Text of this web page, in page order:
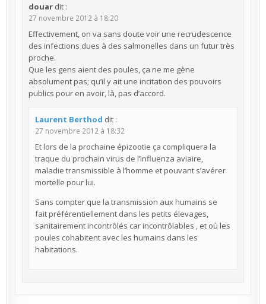
douar dit :
27 novembre 2012 à 18:20
Effectivement, on va sans doute voir une recrudescence
des infections dues à des salmonelles dans un futur très
proche.
Que les gens aient des poules, ça ne me gène
absolument pas; qu’il y ait une incitation des pouvoirs
publics pour en avoir, là, pas d’accord.
Laurent Berthod dit :
27 novembre 2012 à 18:32
Et lors de la prochaine épizootie ça compliquera la
traque du prochain virus de l’influenza aviaire,
maladie transmissible à l’homme et pouvant s’avérer
mortelle pour lui.
Sans compter que la transmission aux humains se
fait préférentiellement dans les petits élevages,
sanitairement incontrôlés car incontrôlables , et où les
poules cohabitent avec les humains dans les
habitations.